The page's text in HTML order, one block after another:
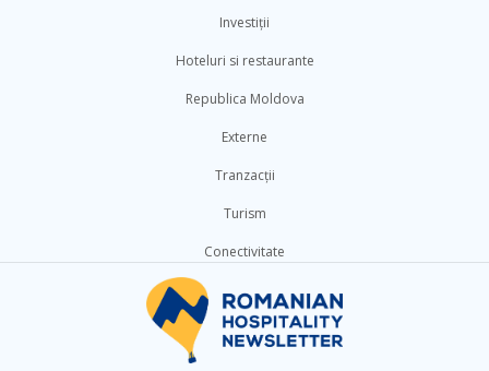
Investiții
Hoteluri si restaurante
Republica Moldova
Externe
Tranzacții
Turism
Conectivitate